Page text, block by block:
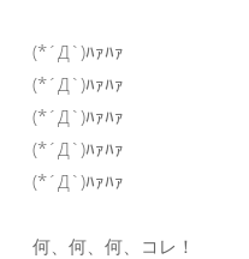
(*´Д`)ﾊｧﾊｧ
(*´Д`)ﾊｧﾊｧ
(*´Д`)ﾊｧﾊｧ
(*´Д`)ﾊｧﾊｧ
(*´Д`)ﾊｧﾊｧ
何、何、何、コレ！